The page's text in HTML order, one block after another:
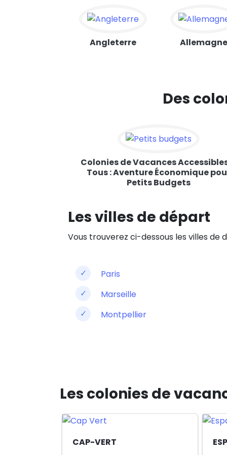
Angleterre
Des
Colonies de Vacances
Tous : Aventure Économique
Petits Budgets
Les villes de départ
Vous trouverez ci-dessous les villes de
Paris
Marseille
Montpellier
Les colonies de
CAP-VERT